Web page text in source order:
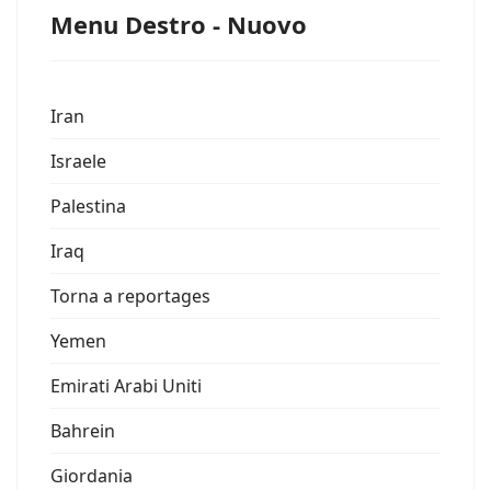
Menu Destro - Nuovo
Iran
Israele
Palestina
Iraq
Torna a reportages
Yemen
Emirati Arabi Uniti
Bahrein
Giordania